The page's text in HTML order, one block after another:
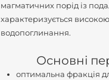
магматичних порід із
характеризується
водопоглинання.
Основні
оптимальна фракція